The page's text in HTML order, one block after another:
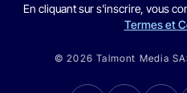
En cliquant sur s'inscrire, vous
Termes et
© 2026 Talmont Media